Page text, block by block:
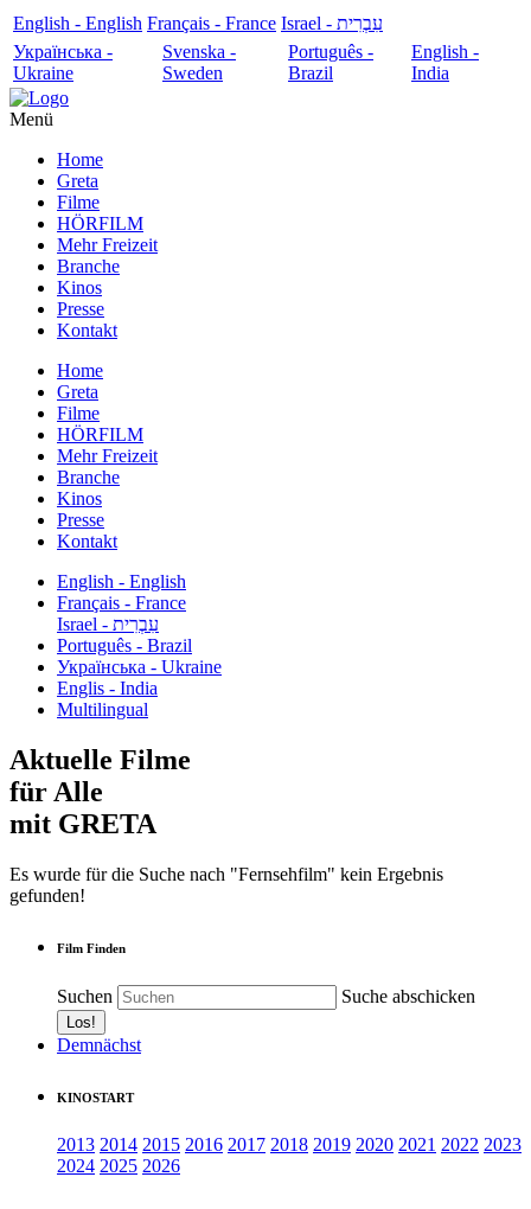
English - English Français - France
עִבְרִית - Israel
Українська -
Ukraine
Svenska -
Sweden
Português -
Brazil
English -
India
Menü
Home
Greta
Filme
HÖRFILM
Mehr Freizeit
Branche
Kinos
Presse
Kontakt
Home
Greta
Filme
HÖRFILM
Mehr Freizeit
Branche
Kinos
Presse
Kontakt
English - English
Français - France
עִבְרִית - Israel
Português - Brazil
Українська - Ukraine
Englis - India
Multilingual
Aktuelle Filme
für Alle
mit GRETA
Es wurde für die Suche nach "Fernsehfilm" kein Ergebnis
gefunden!
Film Finden
Suchen Suche abschicken
Demnächst
KINOSTART
2013 2014 2015 2016 2017 2018 2019 2020 2021 2022 2023
2024 2025 2026